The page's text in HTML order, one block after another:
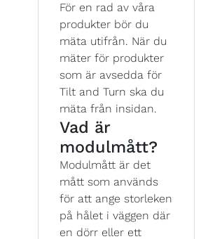
För en rad av våra
produkter bör du
mäta utifrån. När du
mäter för produkter
som är avsedda för
Tilt and Turn ska du
mäta från insidan.
Vad är
modulmått?
Modulmått är det
mått som används
för att ange storleken
på hålet i väggen där
en dörr eller ett